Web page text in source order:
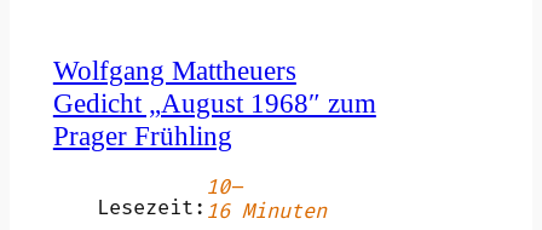
Wolfgang Mattheuers
Gedicht „August 1968″ zum
Prager Frühling
Lesezeit:
10–
16 Minuten